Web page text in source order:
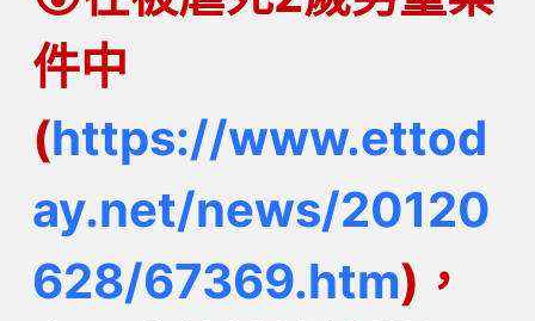
件中
(https://www.ettod
ay.net/news/20120
628/67369.htm)，